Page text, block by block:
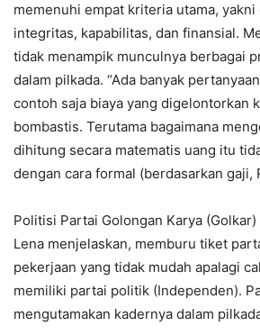
memenuhi empat kriteria utama,
integritas, kapabilitas, dan finansial.
tidak menampik munculnya berbagai
dalam pilkada. “Ada banyak
contoh saja biaya yang digelontorkan
bombastis. Terutama bagaimana
dihitung secara matematis uang itu
dengan cara formal (berdasarkan gaji,
Politisi Partai Golongan Karya
Lena menjelaskan, memburu tiket
pekerjaan yang tidak mudah apalagi
memiliki partai politik (Independen).
mengutamakan kadernya dalam